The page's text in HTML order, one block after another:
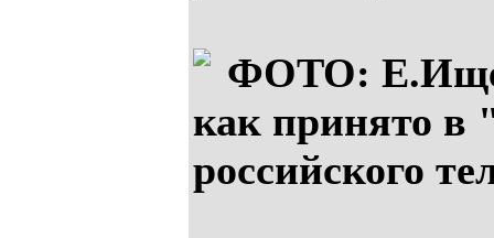
ФОТО:
как принято в
российского